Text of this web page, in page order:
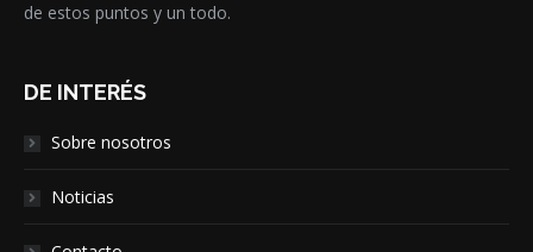
de estos puntos y un todo.
DE INTERÉS
Sobre nosotros
Noticias